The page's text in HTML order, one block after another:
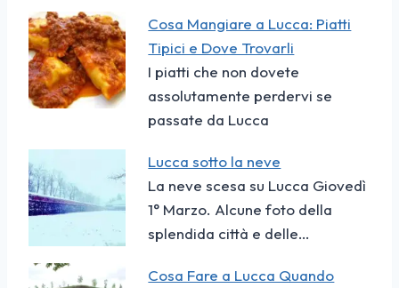
Cosa Mangiare a Lucca: Piatti
Tipici e Dove Trovarli
I piatti che non dovete
assolutamente perdervi se
passate da Lucca
Lucca sotto la neve
La neve scesa su Lucca Giovedì
1° Marzo. Alcune foto della
splendida città e delle…
Cosa Fare a Lucca Quando